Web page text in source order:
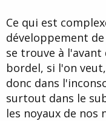
Ce qui est
développement
se trouve à
bordel, si l'on
donc dans
surtout dans le
les noyaux de nos